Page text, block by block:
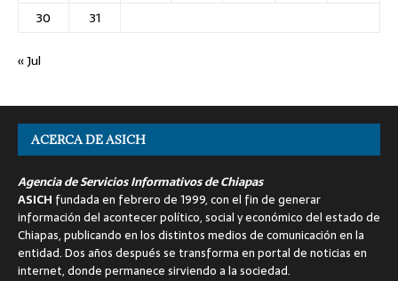
30
31
« Jul
ACERCA DE ASICH
Agencia de Servicios Informativos de Chiapas
ASICH fundada en febrero de 1999, con el fin de generar
información del acontecer político, social y económico del estado de
Chiapas, publicando en los distintos medios de comunicación en la
entidad. Dos años después se transforma en portal de noticias en
internet, donde permanece sirviendo a la sociedad.